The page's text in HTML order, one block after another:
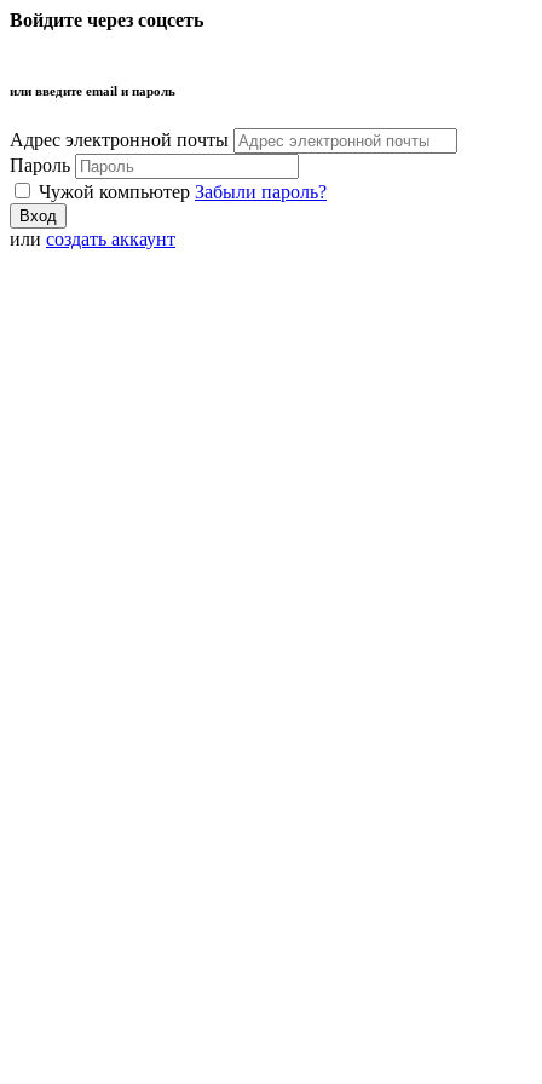
Войдите через соцсеть
или введите email и пароль
Адрес электронной почты
Пароль
Чужой компьютер Забыли пароль?
или создать аккаунт